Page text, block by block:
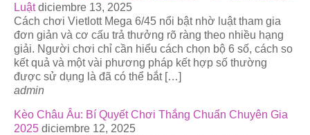
Luật diciembre 13, 2025
Cách chơi Vietlott Mega 6/45 nổi bật nhờ luật tham gia
đơn giản và cơ cấu trả thưởng rõ ràng theo nhiều hạng
giải. Người chơi chỉ cần hiểu cách chọn bộ 6 số, cách so
kết quả và một vài phương pháp kết hợp số thường
được sử dụng là đã có thể bắt […]
admin
Kèo Châu Âu: Bí Quyết Chơi Thắng Chuẩn Chuyên Gia
2025 diciembre 12, 2025